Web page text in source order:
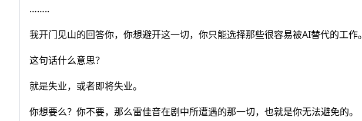
……..
我开门见山的回答你，你想避开这一切，你只能选择那些很容易被AI替代的工作。
这句话什么意思？
就是失业，或者即将失业。
你想要么？你不要，那么雷佳音在剧中所遭遇的那一切，也就是你无法避免的。